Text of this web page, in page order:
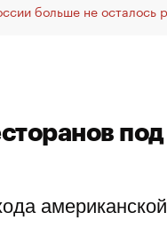
больше не осталось